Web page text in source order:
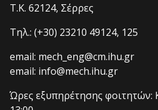
T.K. 62124, Σέρρες
Τηλ.: (+30) 23210 49124, 125
email: mech_eng@cm.ihu.gr
email: info@mech.ihu.gr
Ώρες εξυπηρέτησης φοιτητών: